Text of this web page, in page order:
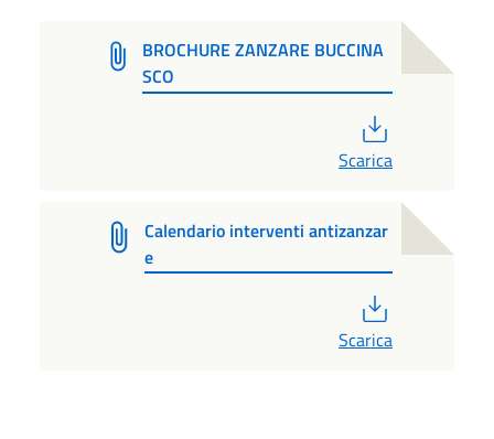
BROCHURE ZANZARE BUCCINA
SCO
Scarica
Calendario interventi antizanzar
e
Scarica